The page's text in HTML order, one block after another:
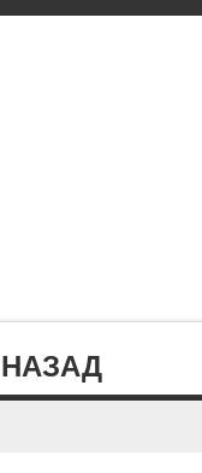
НАЗАД